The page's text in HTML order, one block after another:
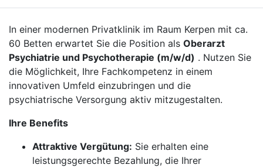
In einer modernen Privatklinik im Raum Kerpen mit ca.
60 Betten erwartet Sie die Position als Oberarzt
Psychiatrie und Psychotherapie (m/w/d) . Nutzen Sie
die Möglichkeit, Ihre Fachkompetenz in einem
innovativen Umfeld einzubringen und die
psychiatrische Versorgung aktiv mitzugestalten.
Ihre Benefits
Attraktive Vergütung: Sie erhalten eine
leistungsgerechte Bezahlung, die Ihrer